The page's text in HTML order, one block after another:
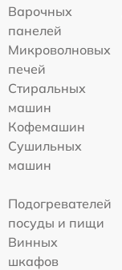
Варочных
панелей
Микроволновых
печей
Стиральных
машин
Кофемашин
Сушильных
машин
Подогревателей
посуды и пищи
Винных
шкафов